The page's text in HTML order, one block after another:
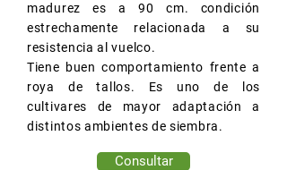
madurez es a 90 cm. condición
estrechamente relacionada a su
resistencia al vuelco.
Tiene buen comportamiento frente a
roya de tallos. Es uno de los
cultivares de mayor adaptación a
distintos ambientes de siembra.
Consultar